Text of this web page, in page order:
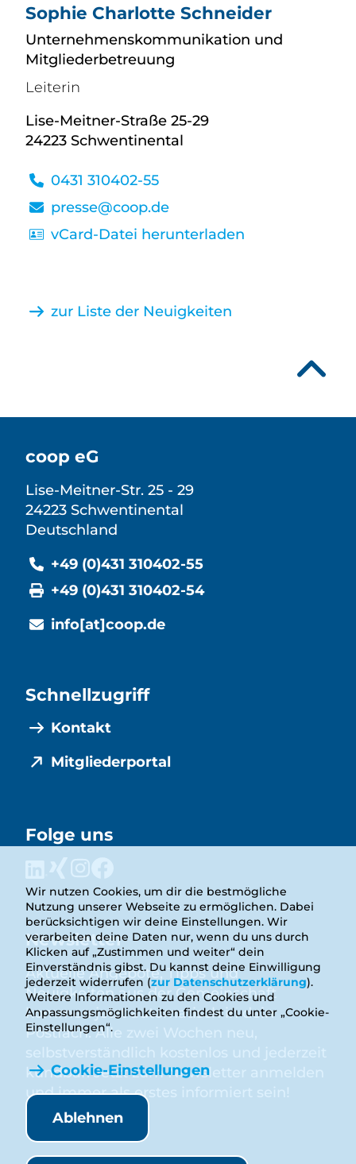
Wir nutzen Cookies, um dir die bestmögliche
Nutzung unserer Webseite zu ermöglichen. Dabei
berücksichtigen wir deine Einstellungen. Wir
verarbeiten deine Daten nur, wenn du uns durch
Klicken auf „Zustimmen und weiter“ dein
Einverständnis gibst. Du kannst deine Einwilligung
jederzeit widerrufen (zur Datenschutzerklärung).
Weitere Informationen zu den Cookies und
Anpassungsmöglichkeiten findest du unter „Cookie-
Einstellungen“.
Cookie-Einstellungen
Ablehnen
Sophie Charlotte Schneider
Unternehmenskommunikation und
Mitgliederbetreuung
Leiterin
Lise-Meitner-Straße 25-29
24223 Schwentinental
0431 310402-55
presse@coop.de
vCard-Datei herunterladen
zur Liste der Neuigkeiten
coop eG
Lise-Meitner-Str. 25 - 29
24223 Schwentinental
Deutschland
+49 (0)431 310402-55
+49 (0)431 310402-54
info[at]coop.de
Schnellzugriff
Kontakt
Mitgliederportal
Folge uns
Newsletter
Aktuelle Angebote, Tipps und
Neuigkeiten aus der Gemeinschaft
kommen jetzt automatisch in dein
Postfach. Alle zwei Wochen neu,
selbstverständlich kostenlos und jederzeit
kündbar. Jetzt zum Newsletter anmelden
und immer als erstes informiert sein!
Anmelden